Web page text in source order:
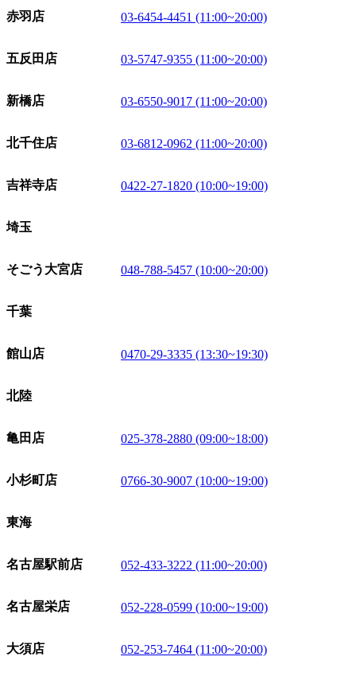
赤羽店 03-6454-4451 (11:00~20:00)
五反田店 03-5747-9355 (11:00~20:00)
新橋店 03-6550-9017 (11:00~20:00)
北千住店 03-6812-0962 (11:00~20:00)
吉祥寺店 0422-27-1820 (10:00~19:00)
埼玉
そごう大宮店 048-788-5457 (10:00~20:00)
千葉
館山店 0470-29-3335 (13:30~19:30)
北陸
亀田店 025-378-2880 (09:00~18:00)
小杉町店 0766-30-9007 (10:00~19:00)
東海
名古屋駅前店 052-433-3222 (11:00~20:00)
名古屋栄店 052-228-0599 (10:00~19:00)
大須店 052-253-7464 (11:00~20:00)